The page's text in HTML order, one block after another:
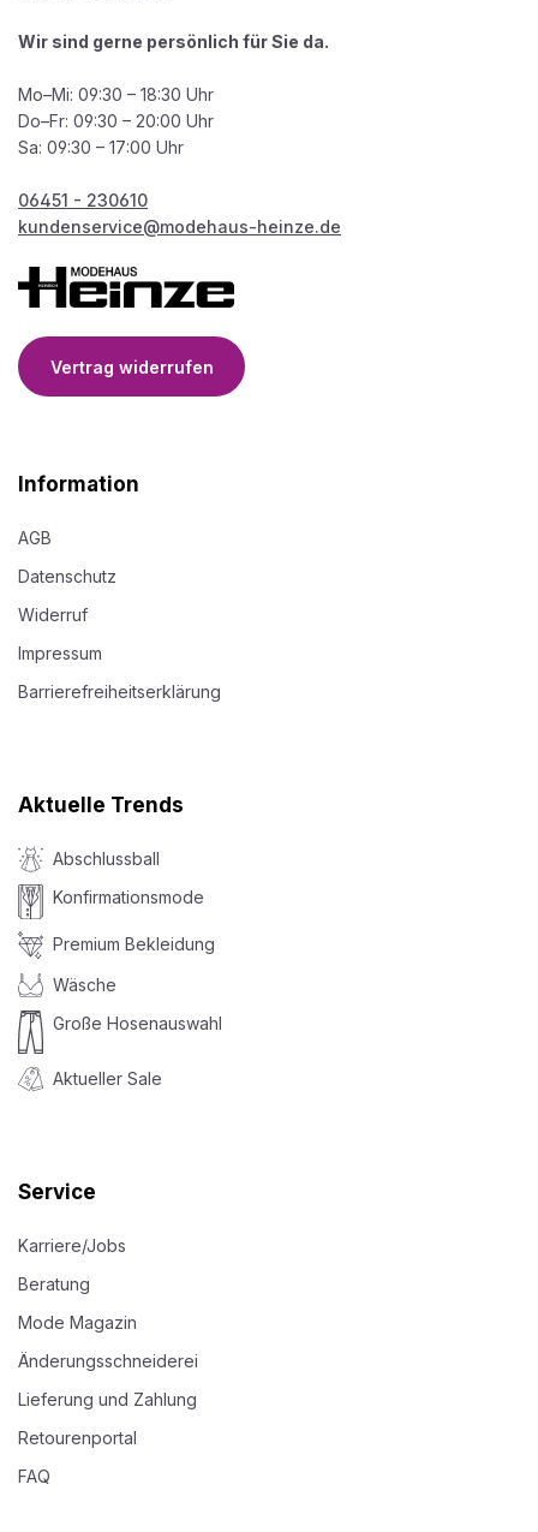
Wir sind gerne persönlich für Sie da.
Mo–Mi: 09:30 – 18:30 Uhr
Do–Fr: 09:30 – 20:00 Uhr
Sa: 09:30 – 17:00 Uhr
06451 - 230610
kundenservice@modehaus-heinze.de
Vertrag widerrufen
Information
AGB
Datenschutz
Widerruf
Impressum
Barrierefreiheitserklärung
Aktuelle Trends
Abschlussball
Konfirmationsmode
Premium Bekleidung
Wäsche
Große Hosenauswahl
Aktueller Sale
Service
Karriere/Jobs
Beratung
Mode Magazin
Änderungsschneiderei
Lieferung und Zahlung
Retourenportal
FAQ